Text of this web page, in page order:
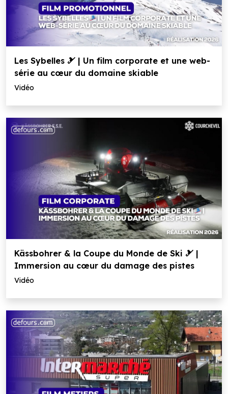
Les Sybelles 🎿 | Un film corporate et une web-
série au cœur du domaine skiable
Vidéo
Kässbohrer & la Coupe du Monde de Ski 🎿 |
Immersion au cœur du damage des pistes
Vidéo